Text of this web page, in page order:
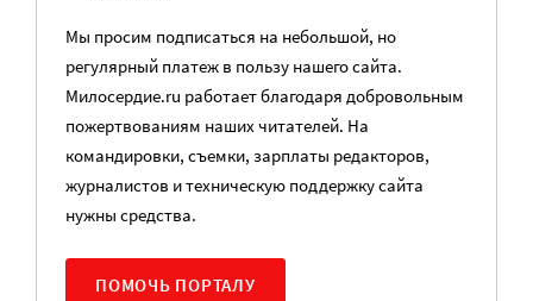
Мы просим подписаться на небольшой, но
регулярный платеж в пользу нашего сайта.
Милосердие.ru работает благодаря добровольным
пожертвованиям наших читателей. На
командировки, съемки, зарплаты редакторов,
журналистов и техническую поддержку сайта
нужны средства.
ПОМОЧЬ ПОРТАЛУ